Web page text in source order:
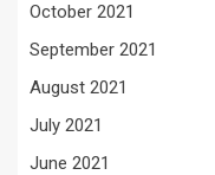
October 2021
September 2021
August 2021
July 2021
June 2021